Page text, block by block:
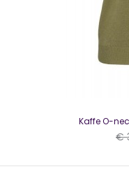
Kaffe O-
€
Kaffe O-
€